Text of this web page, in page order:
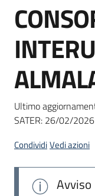
Ultimo
SATER: 26/02/
CondividiVedi azioni
Avviso